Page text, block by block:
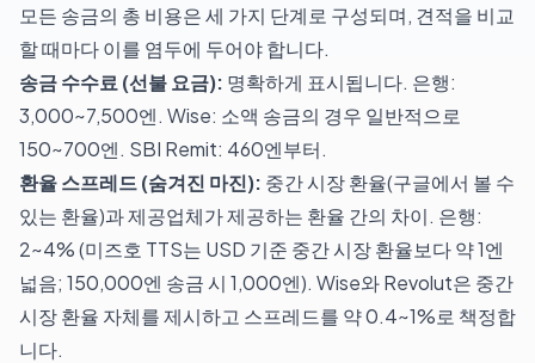
모든 송금의 총 비용은 세 가지 단계로 구성되며, 견적을 비교
할 때마다 이를 염두에 두어야 합니다.
송금 수수료 (선불 요금): 명확하게 표시됩니다. 은행:
3,000~7,500엔. Wise: 소액 송금의 경우 일반적으로
150~700엔. SBI Remit: 460엔부터.
환율 스프레드 (숨겨진 마진): 중간 시장 환율(구글에서 볼 수
있는 환율)과 제공업체가 제공하는 환율 간의 차이. 은행:
2~4% (미즈호 TTS는 USD 기준 중간 시장 환율보다 약 1엔
넓음; 150,000엔 송금 시 1,000엔). Wise와 Revolut은 중간
시장 환율 자체를 제시하고 스프레드를 약 0.4~1%로 책정합
니다.